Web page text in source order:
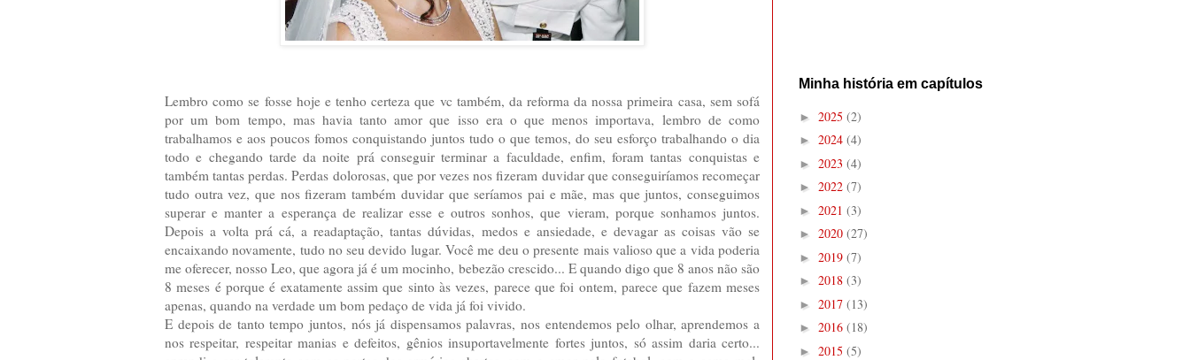
Lembro como se fosse hoje e tenho certeza que vc também, da reforma da nossa primeira casa, sem sofá
por um bom tempo, mas havia tanto amor que isso era o que menos importava, lembro de como
trabalhamos e aos poucos fomos conquistando juntos tudo o que temos, do seu esforço trabalhando o dia
todo e chegando tarde da noite prá conseguir terminar a faculdade, enfim, foram tantas conquistas e
também tantas perdas. Perdas dolorosas, que por vezes nos fizeram duvidar que conseguiríamos recomeçar
tudo outra vez, que nos fizeram também duvidar que seríamos pai e mãe, mas que juntos, conseguimos
superar e manter a esperança de realizar esse e outros sonhos, que vieram, porque sonhamos juntos.
Depois a volta prá cá, a readaptação, tantas dúvidas, medos e ansiedade, e devagar as coisas vão se
encaixando novamente, tudo no seu devido lugar. Você me deu o presente mais valioso que a vida poderia
me oferecer, nosso Leo, que agora já é um mocinho, bebezão crescido... E quando digo que 8 anos não são
8 meses é porque é exatamente assim que sinto às vezes, parece que foi ontem, parece que fazem meses
apenas, quando na verdade um bom pedaço de vida já foi vivido.
E depois de tanto tempo juntos, nós já dispensamos palavras, nos entendemos pelo olhar, aprendemos a
nos respeitar, respeitar manias e defeitos, gênios insuportavelmente fortes juntos, só assim daria certo...
Minha história em capítulos
► 2025 (2)
► 2024 (4)
► 2023 (4)
► 2022 (7)
► 2021 (3)
► 2020 (27)
► 2019 (7)
► 2018 (3)
► 2017 (13)
► 2016 (18)
► 2015 (5)